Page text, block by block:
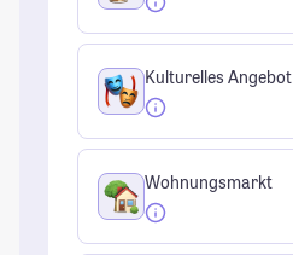
Kulturelles Angebot
Wohnungsmarkt